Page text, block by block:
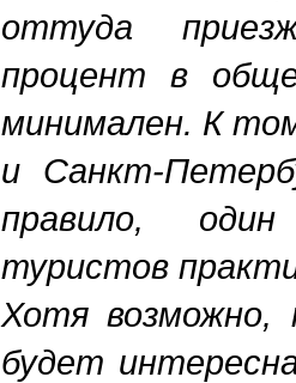
оттуда
процент в
минимален. К
и Санкт-
правило,
туристов
Хотя возможно,
будет